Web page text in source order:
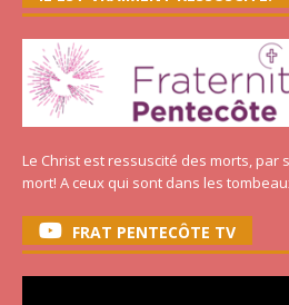
Le Christ est ressuscité des morts, par
mort! A ceux qui sont dans les
FRAT PENTECÔTE TV